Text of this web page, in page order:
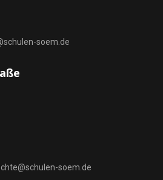
soem.de
soem.de